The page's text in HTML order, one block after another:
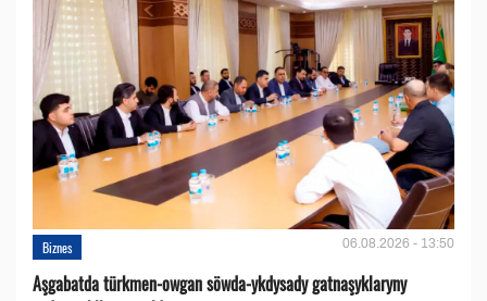
Biznes 06.08.2026 - 13:50
Aşgabatda türkmen-owgan söwda-ykdysady gatnaşyklaryny